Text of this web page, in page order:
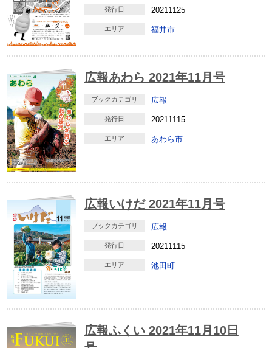
発行日 20211125
エリア 福井市
広報あわら 2021年11月号
ブックカテゴリ 広報
発行日 20211115
エリア あわら市
広報いけだ 2021年11月号
ブックカテゴリ 広報
発行日 20211115
エリア 池田町
広報ふくい 2021年11月10日